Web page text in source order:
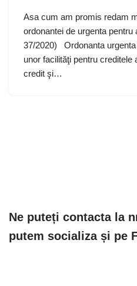
Asa cum am promis redam
ordonantei de urgenta
37/2020) Ordonanta
unor facilităţi pentru creditele
credit şi…
Ne puteți contacta la
putem socializa și pe